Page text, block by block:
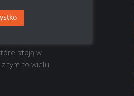
czołgi tylko na
stoją w
tym to wielu